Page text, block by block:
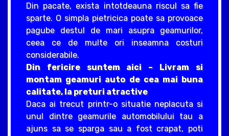
Din pacate, exista intotdeauna riscul sa fie
sparte. O simpla pietricica poate sa provoace
pagube destul de mari asupra geamurilor,
ceea ce de multe ori inseamna costuri
considerabile.
Din fericire suntem aici – Livram si
montam geamuri auto de cea mai buna
calitate, la preturi atractive
Daca ai trecut printr-o situatie neplacuta si
unul dintre geamurile automobilului tau a
ajuns sa se sparga sau a fost crapat, poti